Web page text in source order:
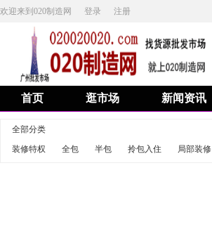
欢迎来到020制造网 登录 注册
首页 逛市场 新闻资讯
全部分类
装修特权
全包 半包 拎包入住 局部装修